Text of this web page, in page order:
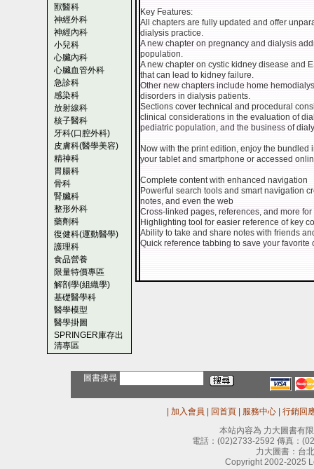
獸醫科
神經外科
神經內科
小兒科
心臟內科
心臟血管外科
急診科
感染科
放射線科
核子醫科
牙科(口腔外科)
皮膚科(醫學美容)
精神科
胃腸科
骨科
腎臟科
整形外科
藥劑科
復健科(運動醫學)
護理科
食品營養
限量特價專區
解剖學(組織學)
基礎醫學科
醫學模型
醫學掛圖
SPRINGER庫存出
清專區
Key Features:
All chapters are fully updated and offer
dialysis practice.
A new chapter on pregnancy and dialysis
population.
A new chapter on cystic kidney disease and
that can lead to kidney failure.
Other new chapters include home
disorders in dialysis patients.
Sections cover technical and procedural
clinical considerations in the evaluation of
pediatric population, and the business of
Now with the print edition, enjoy the
your tablet and smartphone or accessed
Complete content with enhanced navigation
Powerful search tools and smart navigation
notes, and even the web
Cross-linked pages, references, and more
Highlighting tool for easier reference of key
Ability to take and share notes with friends
Quick reference tabbing to save your favorite
圖書搜尋
加入會員 回首頁 服務中心
行銷回
本站內容為 力大圖書有
電話： (02)2733-2592 傳真：
力大圖書：台
Copyright 2002-2025